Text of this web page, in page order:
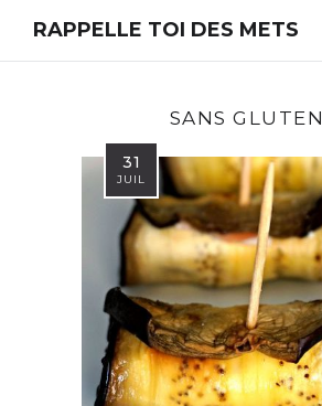
RAPPELLE TOI DES METS
SANS GLUTEN
31
JUIL